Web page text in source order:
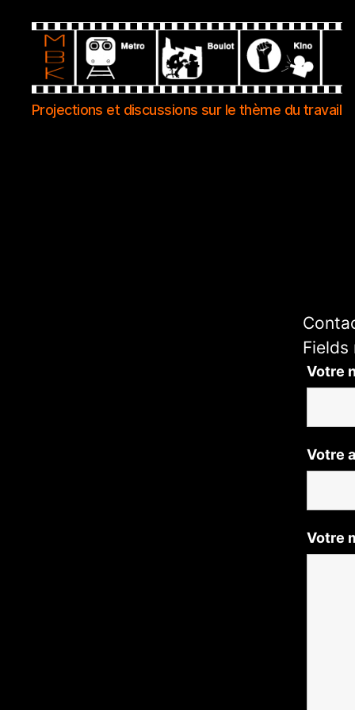
Metro
Boulot
Projections et discussions sur le thème du travail
Fields
Votre
Votre
Votre